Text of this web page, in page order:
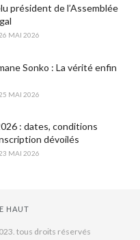
président de l’Assemblée
MAI 2026
Sonko : La vérité enfin
MAI 2026
: dates, conditions
dévoilés
MAI 2026
HAUT
tous droits réservés